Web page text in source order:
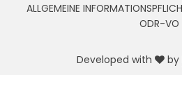
ALLGEMEINE
ODR-VO
Developed with by